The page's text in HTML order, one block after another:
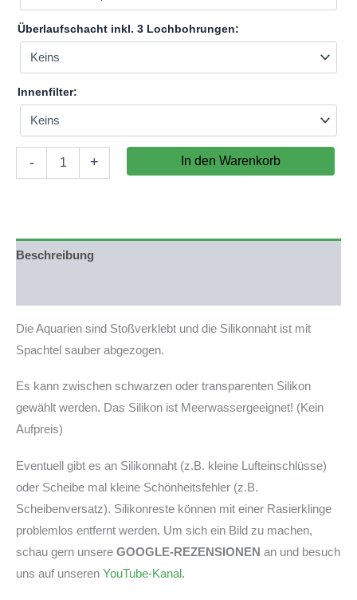
Überlaufschacht inkl. 3 Lochbohrungen:
Innenfilter:
-
200x100x60cm
Lager)
+ In den Warenkorb
Beschreibung
Die Aquarien sind Stoßverklebt und die Silikonnaht ist mit
Spachtel sauber abgezogen.
Es kann zwischen schwarzen oder transparenten Silikon
gewählt werden. Das Silikon ist Meerwassergeeignet! (Kein
Aufpreis)
Eventuell gibt es an Silikonnaht (z.B. kleine Lufteinschlüsse)
oder Scheibe mal kleine Schönheitsfehler (z.B.
Scheibenversatz). Silikonreste können mit einer Rasierklinge
problemlos entfernt werden. Um sich ein Bild zu machen,
schau gern unsere GOOGLE-REZENSIONEN an und besuch
uns auf unseren YouTube-Kanal.